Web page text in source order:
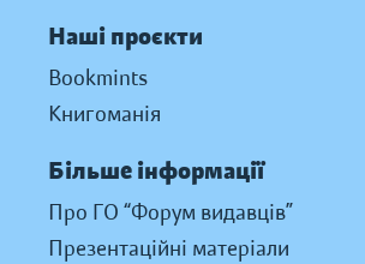
Наші проєкти
Bookmints
Книгоманія
Більше інформації
Про ГО “Форум видавців”
Презентаційні матеріали